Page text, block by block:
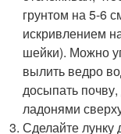
грунтом на 5-6
искривлением
шейки). Можно
вылить ведро
досыпать
ладонями
Сделайте лунку